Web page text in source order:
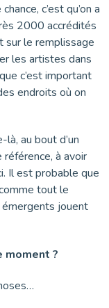
c’est qu’on a
2000 accrédités
sur le remplissage
les artistes dans
c’est important
endroits où on
là, au bout d’un
à avoir
Il est probable que
tout le
jouent
moment ?